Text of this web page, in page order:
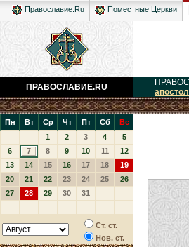
Православие.Ru Поместные Церкви
ПРАВОСЛАВИЕ.RU
Пн Вт Ср Чт Пт Сб
Вс
1
2 3 4
5
6
7 8 9 10 11
12
13
14 15 16 17 18
19
20
21 22 23 24 25
26
27
28 29 30 31
Ст. ст.
Нов. ст.